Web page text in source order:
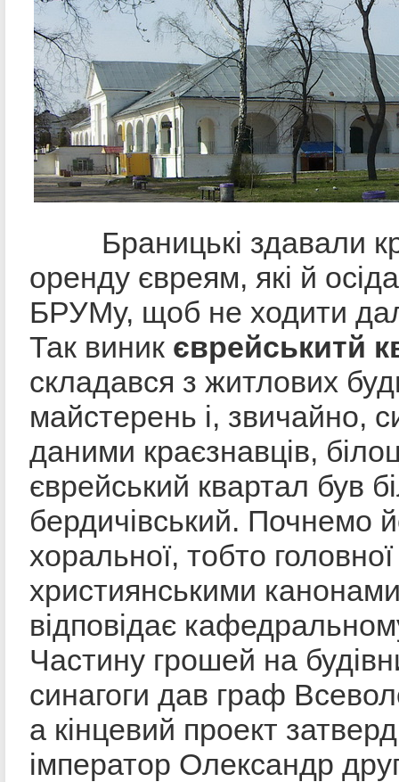
Браницькі здавали
оренду євреям, які й
БРУМу, щоб не ходити
Так виник єврейськитй
складався з житлових
майстерень і, звичайно,
даними краєзнавців,
єврейський квартал був
бердичівський. Почнемо
хоральної, тобто
християнськими
відповідає
Частину грошей на
синагоги дав граф
а кінцевий проект
імператор Олександр